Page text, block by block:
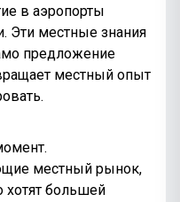
в аэропорты
Эти местные знания
предложение
местный опыт
местный рынок,
хотят большей